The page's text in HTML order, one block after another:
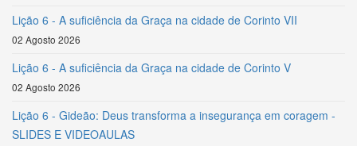
Lição 6 - A suficiência da Graça na cidade de Corinto VII
02 Agosto 2026
Lição 6 - A suficiência da Graça na cidade de Corinto V
02 Agosto 2026
Lição 6 - Gideão: Deus transforma a insegurança em coragem -
SLIDES E VIDEOAULAS